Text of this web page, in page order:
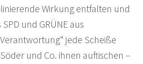
Wirkung entfalten und
und GRÜNE aus
jede Scheiße
und Co. ihnen auftischen –